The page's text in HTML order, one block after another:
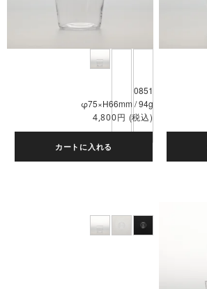
0851
φ75×H66mm / 94g
4,800円 (税込)
カートに入れる